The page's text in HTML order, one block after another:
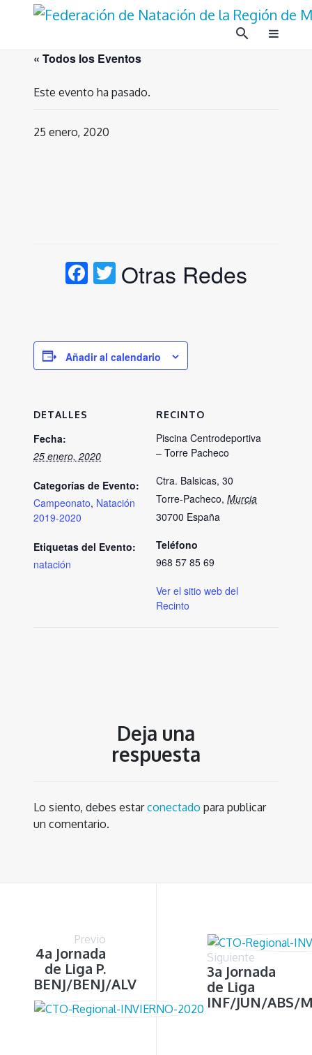
search
« Todos los Eventos
Este evento ha pasado.
25 enero, 2020
Facebook
Twitter
Otras Redes
Añadir al calendario
DETALLES
Fecha:
25 enero, 2020
Categorías de Evento:
Campeonato, Natación
2019-2020
Etiquetas del Evento:
natación
RECINTO
Piscina Centrodeportiva
– Torre Pacheco
Ctra. Balsicas, 30
Torre-Pacheco, Murcia
30700 España
Teléfono
968 57 85 69
Ver el sitio web del
Recinto
Deja una
respuesta
Lo siento, debes estarconectado para publicar
un comentario.
Previo
4a Jornada
de Liga P.
BENJ/BENJ/ALV
Siguiente
3a Jornada
de Liga
INF/JUN/ABS/